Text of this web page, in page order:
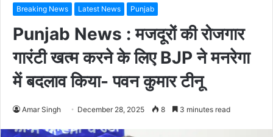
Breaking News Latest News Punjab
Punjab News : मजदूरों की रोजगार
गारंटी खत्म करने के लिए BJP ने मनरेगा
में बदलाव किया- पवन कुमार टीनू
Amar Singh December 28, 2025 8 3 minutes read